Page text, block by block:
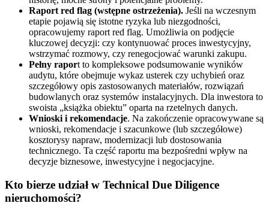
Raport red flag (wstępne ostrzeżenia). Jeśli na wczesnym
etapie pojawią się istotne ryzyka lub niezgodności,
opracowujemy raport red flag. Umożliwia on podjęcie
kluczowej decyzji: czy kontynuować proces inwestycyjny,
wstrzymać rozmowy, czy renegocjować warunki zakupu.
Pełny raport to kompleksowe podsumowanie wyników
audytu, które obejmuje wykaz usterek czy uchybień oraz
szczegółowy opis zastosowanych materiałów, rozwiązań
budowlanych oraz systemów instalacyjnych. Dla inwestora to
swoista „książka obiektu” oparta na rzetelnych danych.
Wnioski i rekomendacje. Na zakończenie opracowywane są
wnioski, rekomendacje i szacunkowe (lub szczegółowe)
kosztorysy napraw, modernizacji lub dostosowania
technicznego. Ta część raportu ma bezpośredni wpływ na
decyzje biznesowe, inwestycyjne i negocjacyjne.
Kto bierze udział w Technical Due Diligence
nieruchomości?